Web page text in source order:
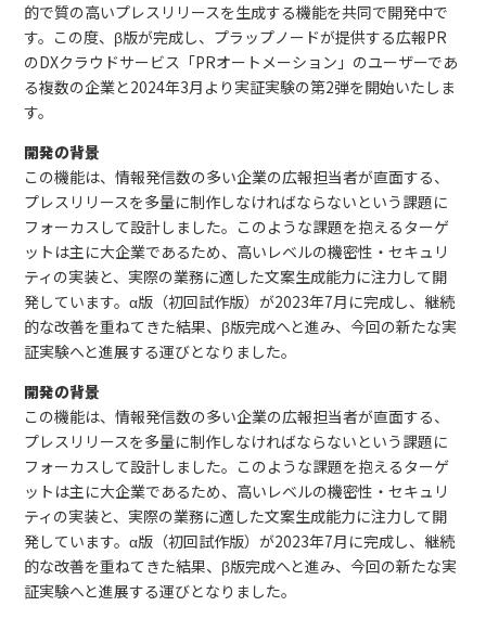
的で質の高いプレスリリースを生成する機能を共同で開発中で
す。この度、β版が完成し、プラップノードが提供する広報PR
のDXクラウドサービス「PRオートメーション」のユーザーであ
る複数の企業と2024年3月より実証実験の第2弾を開始いたしま
す。
開発の背景
この機能は、情報発信数の多い企業の広報担当者が直面する、
プレスリリースを多量に制作しなければならないという課題に
フォーカスして設計しました。このような課題を抱えるターゲ
ットは主に大企業であるため、高いレベルの機密性・セキュリ
ティの実装と、実際の業務に適した文案生成能力に注力して開
発しています。α版（初回試作版）が2023年7月に完成し、継続
的な改善を重ねてきた結果、β版完成へと進み、今回の新たな実
証実験へと進展する運びとなりました。
開発の背景
この機能は、情報発信数の多い企業の広報担当者が直面する、
プレスリリースを多量に制作しなければならないという課題に
フォーカスして設計しました。このような課題を抱えるターゲ
ットは主に大企業であるため、高いレベルの機密性・セキュリ
ティの実装と、実際の業務に適した文案生成能力に注力して開
発しています。α版（初回試作版）が2023年7月に完成し、継続
的な改善を重ねてきた結果、β版完成へと進み、今回の新たな実
証実験へと進展する運びとなりました。